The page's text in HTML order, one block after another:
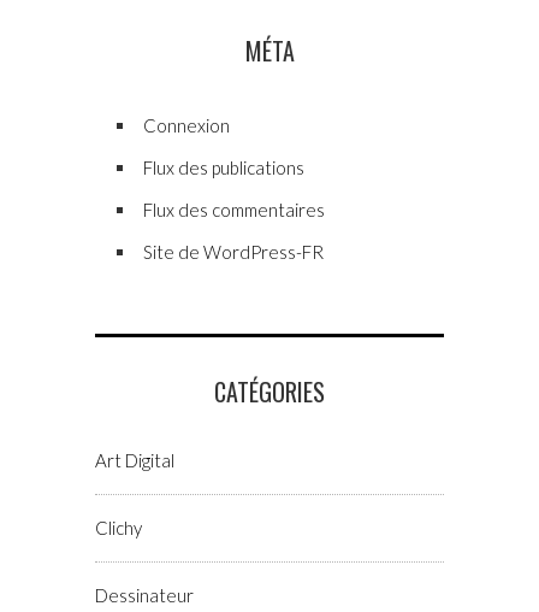
MÉTA
Connexion
Flux des publications
Flux des commentaires
Site de WordPress-FR
CATÉGORIES
Art Digital
Clichy
Dessinateur